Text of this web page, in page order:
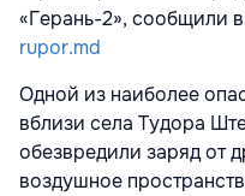
«Герань-2», сообщили
rupor.md
Одной из наиболее
вблизи села Тудора
обезвредили заряд от
воздушное